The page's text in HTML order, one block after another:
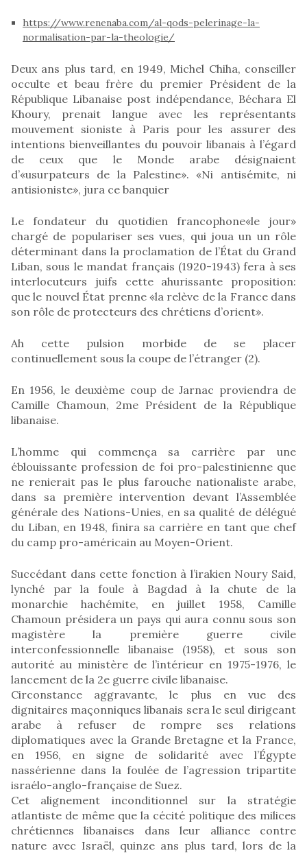
https://www.renenaba.com/al-qods-pelerinage-la-
normalisation-par-la-theologie/
Deux ans plus tard, en 1949, Michel Chiha, conseiller
occulte et beau frère du premier Président de la
République Libanaise post indépendance, Béchara El
Khoury, prenait langue avec les représentants
mouvement sioniste à Paris pour les assurer des
intentions bienveillantes du pouvoir libanais à l’égard
de ceux que le Monde arabe désignaient
d’«usurpateurs de la Palestine». «Ni antisémite, ni
antisioniste», jura ce banquier
Le fondateur du quotidien francophone«le jour»
chargé de populariser ses vues, qui joua un un rôle
déterminant dans la proclamation de l’État du Grand
Liban, sous le mandat français (1920-1943) fera à ses
interlocuteurs juifs cette ahurissante proposition:
que le nouvel État prenne «la relève de la France dans
son rôle de protecteurs des chrétiens d’orient».
Ah cette pulsion morbide de se placer
continuellement sous la coupe de l’étranger (2).
En 1956, le deuxième coup de Jarnac proviendra de
Camille Chamoun, 2me Président de la République
libanaise.
L’homme qui commença sa carrière par une
éblouissante profession de foi pro-palestinienne que
ne renierait pas le plus farouche nationaliste arabe,
dans sa première intervention devant l’Assemblée
générale des Nations-Unies, en sa qualité de délégué
du Liban, en 1948, finira sa carrière en tant que chef
du camp pro-américain au Moyen-Orient.
Succédant dans cette fonction à l’irakien Noury Said,
lynché par la foule à Bagdad à la chute de la
monarchie hachémite, en juillet 1958, Camille
Chamoun présidera un pays qui aura connu sous son
magistère la première guerre civile
interconfessionnelle libanaise (1958), et sous son
autorité au ministère de l’intérieur en 1975-1976, le
lancement de la 2e guerre civile libanaise.
Circonstance aggravante, le plus en vue des
dignitaires maçonniques libanais sera le seul dirigeant
arabe à refuser de rompre ses relations
diplomatiques avec la Grande Bretagne et la France,
en 1956, en signe de solidarité avec l’Égypte
nassérienne dans la foulée de l’agression tripartite
israélo-anglo-française de Suez.
Cet alignement inconditionnel sur la stratégie
atlantiste de même que la cécité politique des milices
chrétiennes libanaises dans leur alliance contre
nature avec Israël, quinze ans plus tard, lors de la